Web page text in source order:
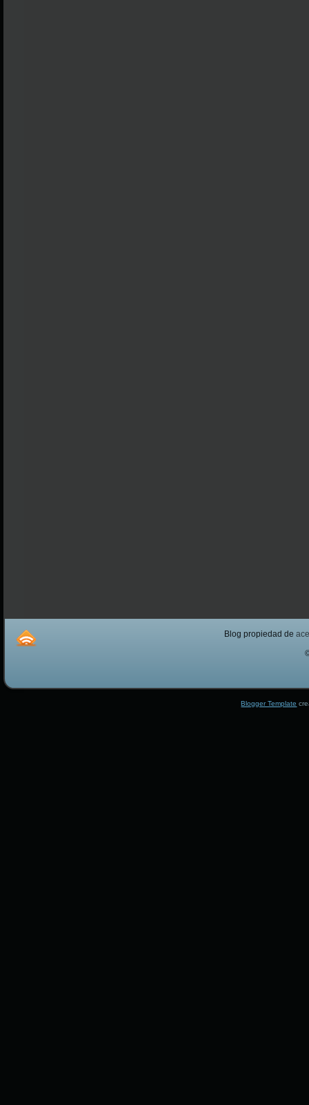
Blog propiedad de
Blogger Template